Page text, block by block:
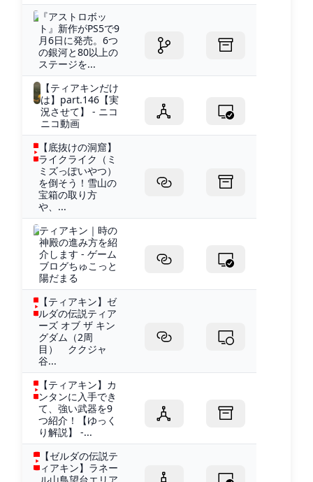
『アストロボッ
ト』新作がPS5で9
月6日に発売。6つ
の銀河と80以上の
ステージを...
【ティアキンだけ
は】part.146【実
況させて】 - ニコ
ニコ動画
【底抜けの洞窟】
ライクライク（ミ
ミズっぽいやつ）
を倒そう！雪山の
宝箱の取り方
や、...
ティアキン｜時の
神殿の進み方を紹
介します - ゲーム
ブログちゅこっと
陽だまる
【ティアキン】ゼ
ルダの伝説ティア
ーズ オブ ザ キン
グダム（2周
目） ククジャ
谷...
【ティアキン】カ
ンタンに入手でき
て、強い武器を9
つ紹介！【ゆっく
り解説】 -...
【ゼルダの伝説テ
ィアキン】ラネー